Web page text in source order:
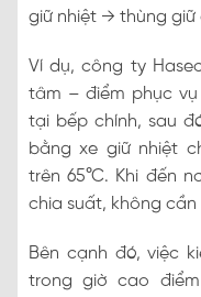
giữ nhiệt → thùng
Ví dụ, công ty
tâm – điểm phục
tại bếp chính, sau
bằng xe giữ nhiệt
trên 65°C. Khi đến
chia suất, không cần
Bên cạnh đó, việc
trong giờ cao